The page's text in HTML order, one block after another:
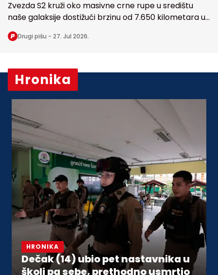
Zvezda S2 kruži oko masivne crne rupe u središtu
naše galaksije dostižući brzinu od 7.650 kilometara u
sekundi
Drugi pišu - 27. Jul 2026.
Hronika
Vidi sve
HRONIKA
Dečak (14) ubio pet nastavnika u
školi pa sebe, prethodno usmrtio